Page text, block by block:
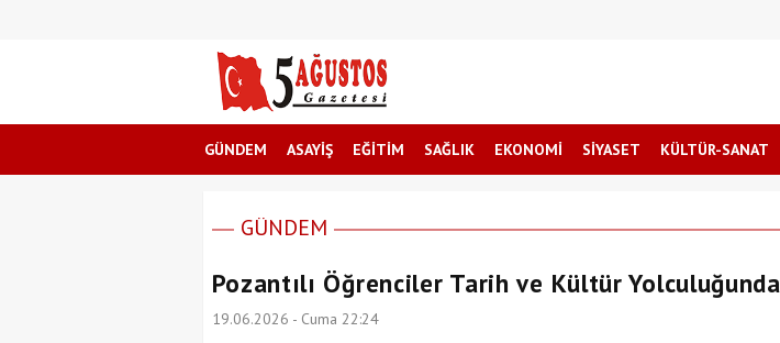
GÜNDEM ASAYİŞ EĞİTİM SAĞLIK EKONOMİ SİYASET KÜLTÜR-SANAT
GÜNDEM
Pozantılı Öğrenciler Tarih ve Kültür Yolculuğunda
19.06.2026 - Cuma 22:24